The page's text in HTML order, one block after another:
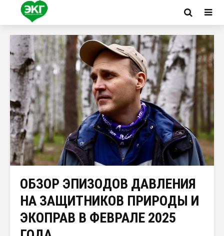
ОБЗОР ЭПИЗОДОВ ДАВЛЕНИЯ
НА ЗАЩИТНИКОВ ПРИРОДЫ И
ЭКОПРАВ В ФЕВРАЛЕ 2025